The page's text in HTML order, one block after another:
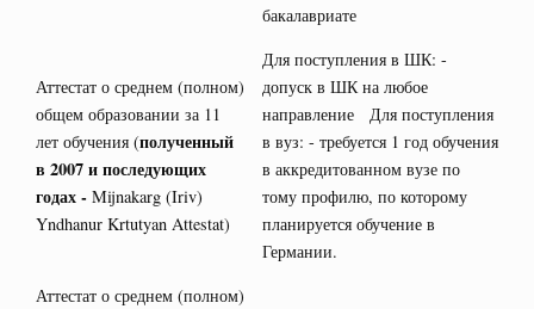
бакалавриате
Аттестат о среднем (полном)
общем образовании за 11
лет обучения (полученный
в 2007 и последующих
годах - Mijnakarg (Iriv)
Yndhanur Krtutyan Attestat)
Для поступления в ШК: -
допуск в ШК на любое
направление Для поступления
в вуз: - требуется 1 год обучения
в аккредитованном вузе по
тому профилю, по которому
планируется обучение в
Германии.
Аттестат о среднем (полном)